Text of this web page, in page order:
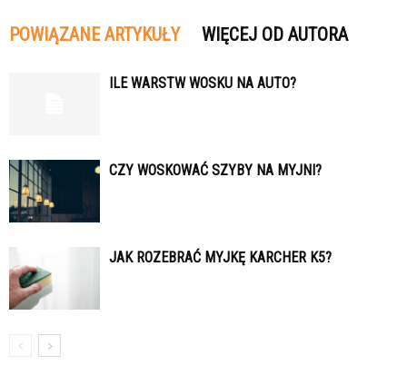
POWIĄZANE ARTYKUŁY WIĘCEJ OD AUTORA
ILE WARSTW WOSKU NA AUTO?
CZY WOSKOWAĆ SZYBY NA MYJNI?
JAK ROZEBRAĆ MYJKĘ KARCHER K5?